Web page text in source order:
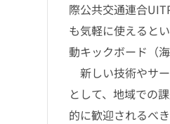
際公共交通連合
も気軽に使えると
動キックボード（
新しい技術やサ
として、地域での
的に歓迎されるべ